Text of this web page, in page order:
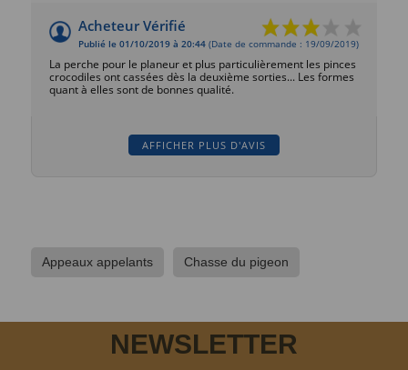
Acheteur Vérifié
Publié le 01/10/2019 à 20:44 (Date de commande : 19/09/2019)
La perche pour le planeur et plus particulièrement les pinces
crocodiles ont cassées dès la deuxième sorties... Les formes
quant à elles sont de bonnes qualité.
AFFICHER PLUS D'AVIS
Appeaux appelants Chasse du pigeon
NEWSLETTER